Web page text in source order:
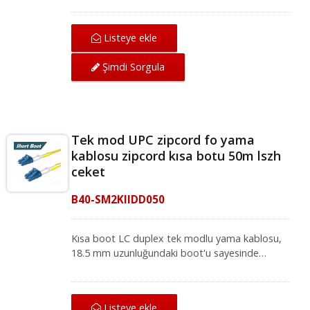
Mükemmel mekanik koruma sunan LC-LC tek
modlu yama kablosu, IEC ve ANSI/TIA
standartları altında ağ için mükemmel iletim
kalitesi sağlar. Fiber optik yama kablosu, yerel
alan ağı, fiber optik iletişim sistemi ve CATV
uygulamaları için fiber optik ekipmanlarla
Listeye ekle
Şimdi Sorgula
Tek mod UPC zipcord fo yama
kablosu zipcord kısa botu 50m lszh
ceket
B40-SM2KIIDD050
Kısa boot LC duplex tek modlu yama kablosu,
18.5 mm uzunluğundaki boot'u sayesinde
Mükemmel mekanik koruma sunan LC-LC tek
modlu yama kablosu, IEC ve ANSI/TIA